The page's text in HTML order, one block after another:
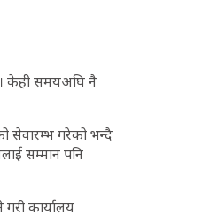
। केही समयअघि नै
सेवारम्भ गरेको भन्दै
सम्मान पनि
गरी कार्यालय